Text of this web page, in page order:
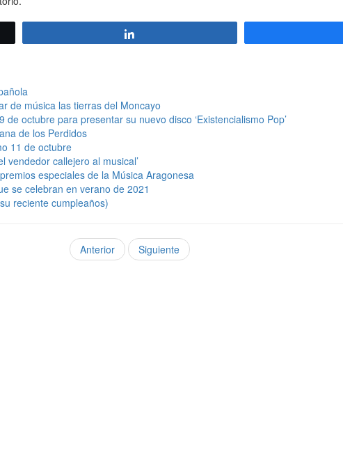
de música las tierras del Moncayo
octubre para presentar su nuevo disco ‘Existencialismo Pop’
de los Perdidos
11 de octubre
vendedor callejero al musical’
especiales de la Música Aragonesa
se celebran en verano de 2021
reciente cumpleaños)
Anterior Siguiente